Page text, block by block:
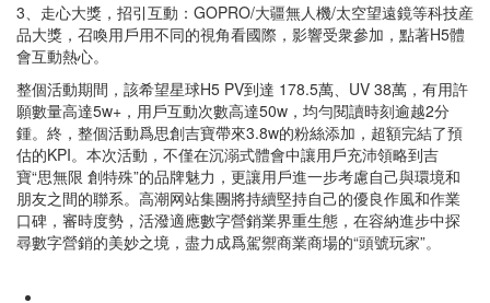
3、走心大獎，招引互動：GOPRO/大疆無人機/太空望遠鏡等科技産
品大獎，召喚用戶用不同的視角看國際，影響受衆參加，點著H5體
會互動熱心。
整個活動期間，該希望星球H5 PV到達 178.5萬、UV 38萬，有用許
願數量高達5w+，用戶互動次數高達50w，均勻閱讀時刻逾越2分
鍾。終，整個活動爲思創吉寶帶來3.8w的粉絲添加，超額完結了預
估的KPI。本次活動，不僅在沉溺式體會中讓用戶充沛領略到吉
寶“思無限 創特殊”的品牌魅力，更讓用戶進一步考慮自己與環境和
朋友之間的聯系。高潮网站集團將持續堅持自己的優良作風和作業
口碑，審時度勢，活潑適應數字營銷業界重生態，在容納進步中探
尋數字營銷的美妙之境，盡力成爲駕禦商業商場的“頭號玩家”。